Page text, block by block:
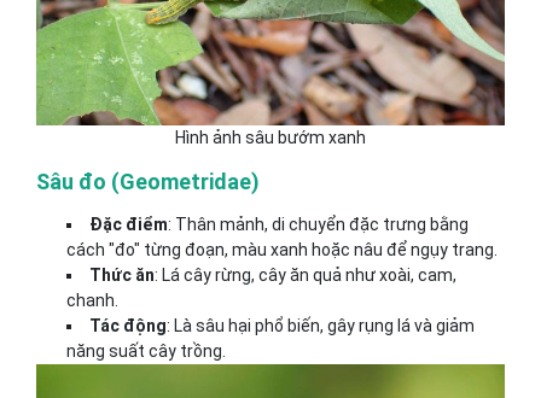
Hình ảnh sâu bướm xanh
Sâu đo (Geometridae)
Đặc điểm: Thân mảnh, di chuyển đặc trưng bằng
cách "đo" từng đoạn, màu xanh hoặc nâu để ngụy trang.
Thức ăn: Lá cây rừng, cây ăn quả như xoài, cam,
chanh.
Tác động: Là sâu hại phổ biến, gây rụng lá và giảm
năng suất cây trồng.